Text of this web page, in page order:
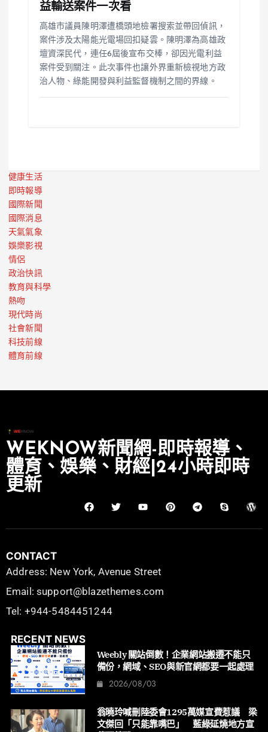
益輸送案件一次看
高雄市議員陳明澤遭橋頭地檢署搜索並帶回偵訊，
案件涉及太陽能光電場回扣疑雲。陳明澤為高雄政
壇資深民代，連任6屆後宣布交棒，卻因光電利益
案件受到關注。此次事件也讓外界重新檢視地方政
治人物、綠能開發與利益監督機制之間的界線。
健康生活
即時報導
國際新聞
國際消息
天氣氣象
娛樂影視
情侶
政治快訊
教育與科學
熱吻
現代時尚
社會新聞
科技前線
體育前線
WEKNOW新聞網-即時報導、
體育、娛樂、財經|24小時即時
更新
CONTACT
Address: New York, Avenue Street
Email: support@blazethemes.com
Tel: +944-5484451244
RECENT NEWS
Weebly 關站倒數！企業網站搬遷不能只
備份，網域、SEO與新官網都要一起處理
2026/08/03
翁曉玲喊刪陸委會1295萬媒宣費惹議 梁
文傑回「只能靠嘴巴」 藍綠延燒地方宣